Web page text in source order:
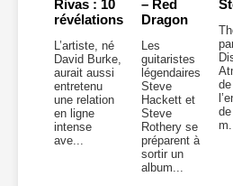
Rivas : 10
révélations
L’artiste, né
David Burke,
aurait aussi
entretenu
une relation
en ligne
intense
ave...
– Red
Dragon
Les
guitaristes
légendaires
Steve
Hackett et
Steve
Rothery se
préparent à
sortir un
album...
de